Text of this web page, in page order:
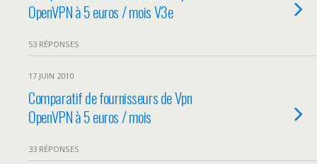
OpenVPN à 5 euros / mois V3e
53 RÉPONSES
17 JUIN 2010
Comparatif de fournisseurs de Vpn
OpenVPN à 5 euros / mois
33 RÉPONSES